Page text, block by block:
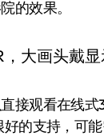
的效果。
接观看在线式
的支持，可